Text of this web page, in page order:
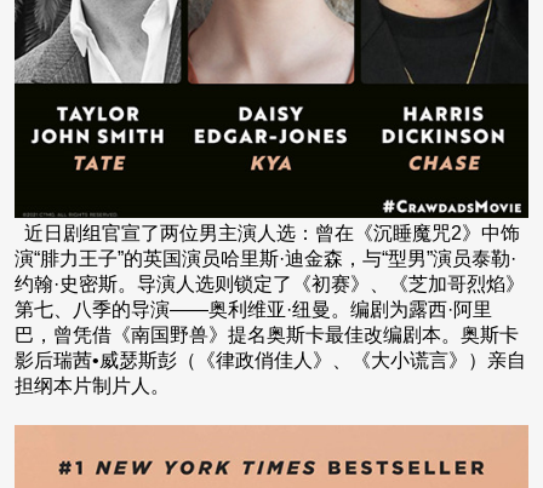
近日剧组官宣了两位男主演人选：曾在《沉睡魔咒2》中饰
演“腓力王子”的英国演员哈里斯·迪金森，与“型男”演员泰勒·
约翰·史密斯。导演人选则锁定了《初赛》、《芝加哥烈焰》
第七、八季的导演——奥利维亚·纽曼。编剧为露西·阿里
巴，曾凭借《南国野兽》提名奥斯卡最佳改编剧本。奥斯卡
影后瑞茜•威瑟斯彭（《律政俏佳人》、《大小谎言》）亲自
担纲本片制片人。